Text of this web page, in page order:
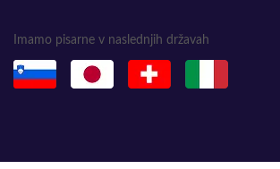
Imamo pisarne v naslednjih državah